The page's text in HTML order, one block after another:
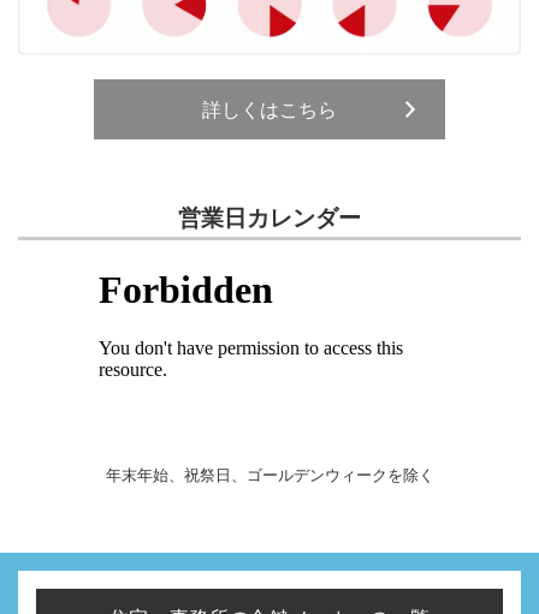
詳しくはこちら
営業日カレンダー
年末年始、祝祭日、ゴールデンウィークを除く